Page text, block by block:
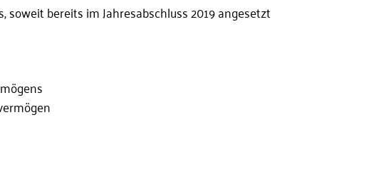
bereits im Jahresabschluss 2019 angesetzt